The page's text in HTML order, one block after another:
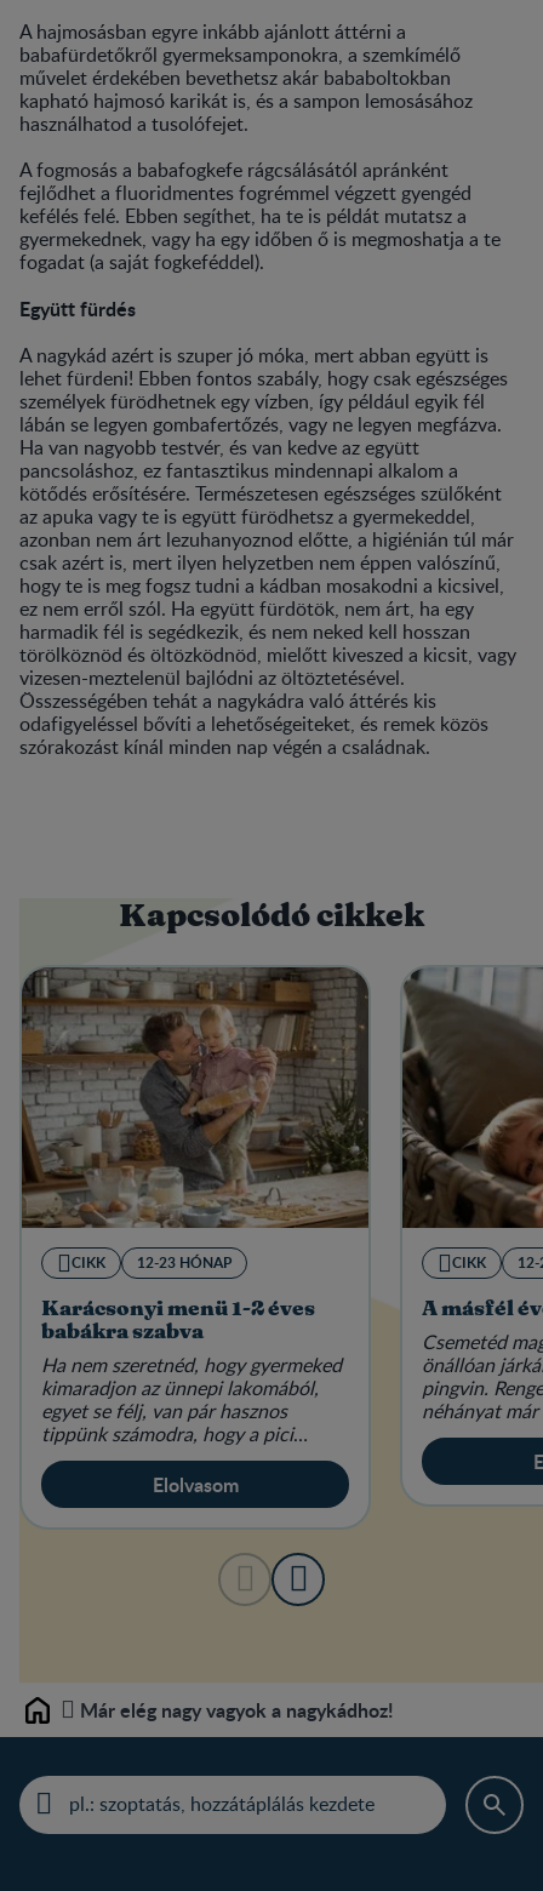
A hajmosásban egyre inkább ajánlott áttérni a
babafürdetőkről gyermeksamponokra, a szemkímélő
művelet érdekében bevethetsz akár bababoltokban
kapható hajmosó karikát is, és a sampon lemosásához
használhatod a tusolófejet.
A fogmosás a babafogkefe rágcsálásától apránként
fejlődhet a fluoridmentes fogrémmel végzett gyengéd
kefélés felé. Ebben segíthet, ha te is példát mutatsz a
gyermekednek, vagy ha egy időben ő is megmoshatja a te
fogadat (a saját fogkeféddel).
Együtt fürdés
A nagykád azért is szuper jó móka, mert abban együtt is
lehet fürdeni! Ebben fontos szabály, hogy csak egészséges
személyek fürödhetnek egy vízben, így például egyik fél
lábán se legyen gombafertőzés, vagy ne legyen megfázva.
Ha van nagyobb testvér, és van kedve az együtt
pancsoláshoz, ez fantasztikus mindennapi alkalom a
kötődés erősítésére. Természetesen egészséges szülőként
az apuka vagy te is együtt fürödhetsz a gyermekeddel,
azonban nem árt lezuhanyoznod előtte, a higiénián túl már
csak azért is, mert ilyen helyzetben nem éppen valószínű,
hogy te is meg fogsz tudni a kádban mosakodni a kicsivel,
ez nem erről szól. Ha együtt fürdötök, nem árt, ha egy
harmadik fél is segédkezik, és nem neked kell hosszan
törölköznöd és öltözködnöd, mielőtt kiveszed a kicsit, vagy
vizesen-meztelenül bajlódni az öltöztetésével.
Összességében tehát a nagykádra való áttérés kis
odafigyeléssel bővíti a lehetőségeiteket, és remek közös
szórakozást kínál minden nap végén a családnak.
Kapcsolódó cikkek
CIKK 12-23 HÓNAP
Karácsonyi menü 1-2 éves
babákra szabva
Ha nem szeretnéd, hogy gyermeked
kimaradjon az ünnepi lakomából,
egyet se félj, van pár hasznos
tippünk számodra, hogy a pici
korának és pocakjának is megfelelő
finomságok legyenek az ünnepi as
Elolvasom
CIKK
A másfél
Csemetéd
önállóan
pingvin.
néhányat
Home Már elég nagy vagyok a nagykádhoz!